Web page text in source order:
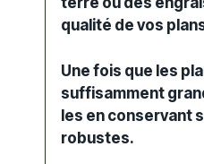
qualité de vos
Une fois que les
suffisamment
les en conservant
robustes.